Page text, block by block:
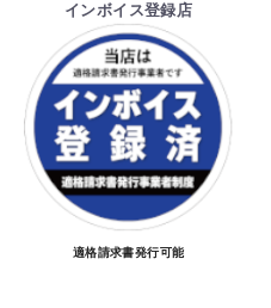
インボイス登録店
適格請求書発行可能